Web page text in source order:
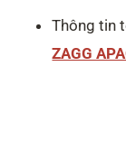
Thông tin
ZAGG